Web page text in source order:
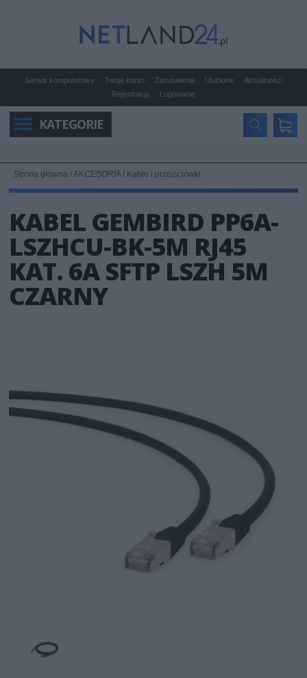
Serwis komputerowy Twoje konto Zamówienia Ulubione
Aktualności
Rejestracja
Logowanie
KATEGORIE
Strona główna /AKCESORIA/ Kable i przejściówki
KABEL GEMBIRD PP6A-
LSZHCU-BK-5M RJ45
KAT. 6A SFTP LSZH 5M
CZARNY